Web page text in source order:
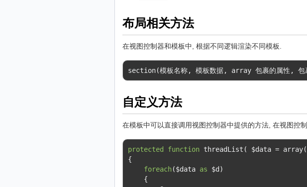
布局相关方法
在视图控制器和模板中, 根据不同逻辑渲染不同模板.
section(模板名称, 模板数据, array 包裹的属性, 包
自定义方法
在模板中可以直接调用视图控制器中提供的方法, 在视图控
protected function threadList ( $data = array
{
foreach($data as $d )
{